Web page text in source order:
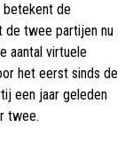
de
de twee partijen nu
aantal virtuele
het eerst sinds de
een jaar geleden
twee.